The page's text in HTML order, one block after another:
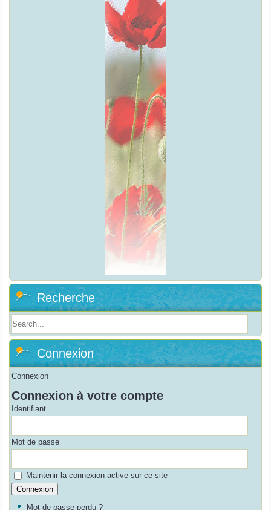
Recherche
Connexion
Connexion
Connexion à votre compte
Identifiant
Mot de passe
Maintenir la connexion active sur ce site
Mot de passe perdu ?